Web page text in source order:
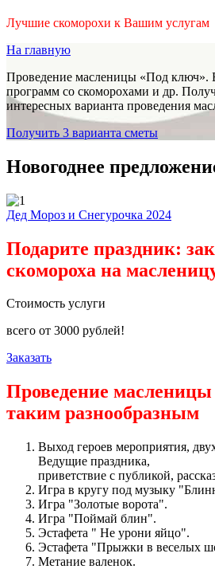
Лучшие скоморохи к Вашим услугам
На главную
Проведение масленицы «Под ключ».
программ со скоморохами и др.
интересных варианта проведения
Получить 3 варианта сметы
Новогоднее
Дед Мороз и Снегурочка 2024
Подарите праздник:
скомороха на
Стоимость услуги
всего от 3000 рублей!
Заказать
Проведение
таким разнообразным
Выход героев мероприятия,
Ведущие праздника,
приветствие с публикой,
Игра в кругу под музыку
Игра "Золотые ворота".
Игра "Поймай блин".
Эстафета " Не урони яйцо".
Эстафета "Прыжки в веселых
Метание валенок.